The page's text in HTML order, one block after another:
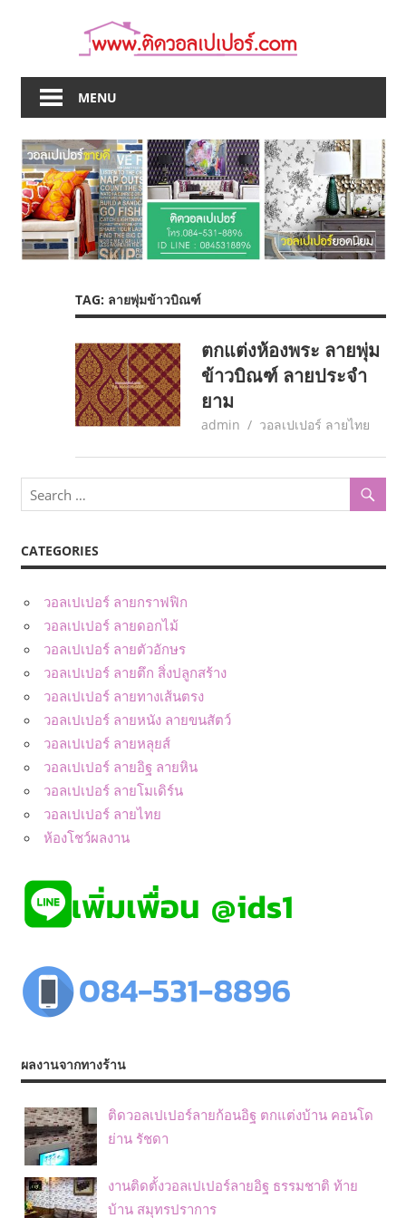
MENU
TAG: ลายพุ่มข้าวบิณฑ์
ตกแต่งห้องพระ ลายพุ่ม
ข้าวบิณฑ์ ลายประจำ
ยาม
May 29, 2017
admin วอลเปเปอร์ ลายไทย
CATEGORIES
วอลเปเปอร์ ลายกราฟฟิก
วอลเปเปอร์ ลายดอกไม้
วอลเปเปอร์ ลายตัวอักษร
วอลเปเปอร์ ลายตึก สิ่งปลูกสร้าง
วอลเปเปอร์ ลายทางเส้นตรง
วอลเปเปอร์ ลายหนัง ลายขนสัตว์
วอลเปเปอร์ ลายหลุยส์
วอลเปเปอร์ ลายอิฐ ลายหิน
วอลเปเปอร์ ลายโมเดิร์น
วอลเปเปอร์ ลายไทย
ห้องโชว์ผลงาน
ผลงานจากทางร้าน
ติดวอลเปเปอร์ลายก้อนอิฐ ตกแต่งบ้าน คอนโด
ย่าน รัชดา
งานติดตั้งวอลเปเปอร์ลายอิฐ ธรรมชาติ ท้าย
บ้าน สมุทรปราการ